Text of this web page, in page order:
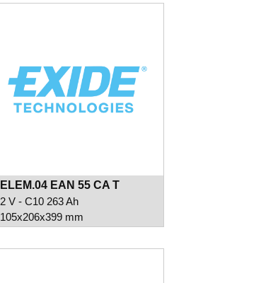
ELEM.04 EAN 55 CA T
2 V - C10 263 Ah
105x206x399 mm